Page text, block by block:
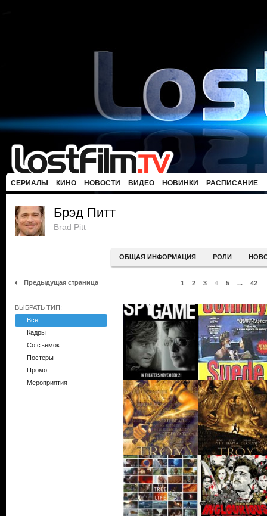
СЕРИАЛЫ КИНО НОВОСТИ ВИДЕО НОВИНКИ РАСПИСАНИЕ
Брэд Питт
Brad Pitt
ОБЩАЯ ИНФОРМАЦИЯ РОЛИ
Предыдущая страница 1 2 3 4 5 ... 42
ВЫБРАТЬ ТИП:
Все
Кадры
Со съемок
Постеры
Промо
Мероприятия